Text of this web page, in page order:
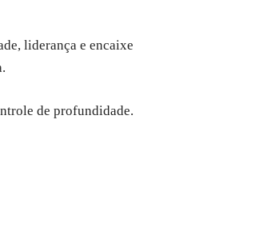
liderança e encaixe
de profundidade.